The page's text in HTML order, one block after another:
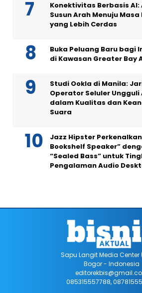
Konektivitas Berbasis AI:
Susun Arah Menuju
yang Lebih Cerdas
Buka Peluang Baru bagi
di Kawasan Greater Bay
Studi Ookla di Manila:
Operator Seluler Ungguli
dalam Kualitas dan
Suara
Jazz Hipster
Bookshelf Speaker”
“Sealed Bass” untuk
Pengalaman Audio
Sapu Langit Media Center
Bogor - Indonesia
085315557788,